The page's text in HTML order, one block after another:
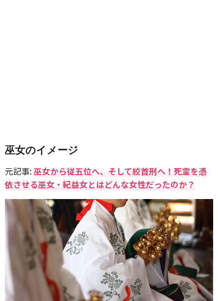
巫女のイメージ
元記事:巫女から従五位へ、そして絞首刑へ！死霊を憑
依させる巫女・紀益女とはどんな女性だったのか？